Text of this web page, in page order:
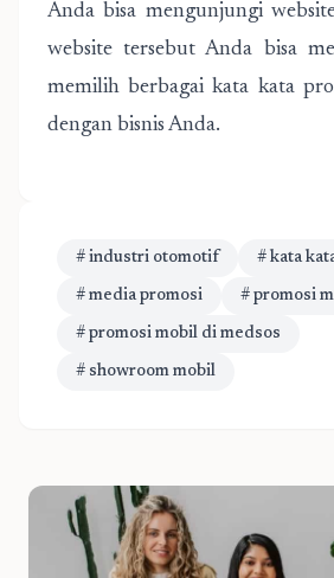
Anda bisa mengunjungi
website tersebut Anda bisa
memilih berbagai kata kata
dengan bisnis Anda.
# industri otomotif # kata
# media promosi # promosi
# promosi mobil di medsos
# showroom mobil